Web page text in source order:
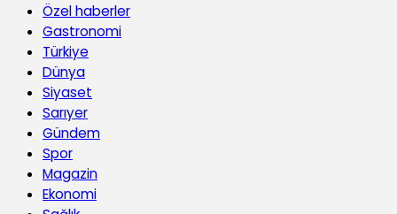
Özel haberler
Gastronomi
Türkiye
Dünya
Siyaset
Sarıyer
Gündem
Spor
Magazin
Ekonomi